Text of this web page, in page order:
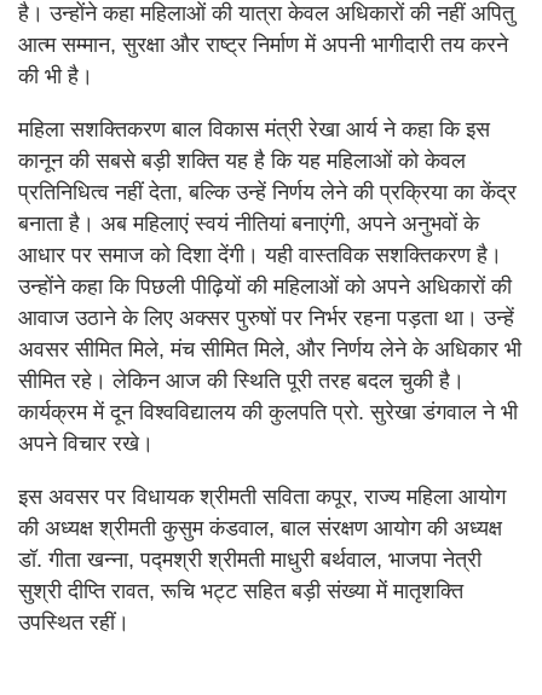
है। उन्होंने कहा महिलाओं की यात्रा केवल अधिकारों की नहीं अपितु
आत्म सम्मान, सुरक्षा और राष्ट्र निर्माण में अपनी भागीदारी तय करने
की भी है।
महिला सशक्तिकरण बाल विकास मंत्री रेखा आर्य ने कहा कि इस
कानून की सबसे बड़ी शक्ति यह है कि यह महिलाओं को केवल
प्रतिनिधित्व नहीं देता, बल्कि उन्हें निर्णय लेने की प्रक्रिया का केंद्र
बनाता है। अब महिलाएं स्वयं नीतियां बनाएंगी, अपने अनुभवों के
आधार पर समाज को दिशा देंगी। यही वास्तविक सशक्तिकरण है।
उन्होंने कहा कि पिछली पीढ़ियों की महिलाओं को अपने अधिकारों की
आवाज उठाने के लिए अक्सर पुरुषों पर निर्भर रहना पड़ता था। उन्हें
अवसर सीमित मिले, मंच सीमित मिले, और निर्णय लेने के अधिकार भी
सीमित रहे। लेकिन आज की स्थिति पूरी तरह बदल चुकी है।
कार्यक्रम में दून विश्वविद्यालय की कुलपति प्रो. सुरेखा डंगवाल ने भी
अपने विचार रखे।
इस अवसर पर विधायक श्रीमती सविता कपूर, राज्य महिला आयोग
की अध्यक्ष श्रीमती कुसुम कंडवाल, बाल संरक्षण आयोग की अध्यक्ष
डॉ. गीता खन्ना, पद्मश्री श्रीमती माधुरी बर्थवाल, भाजपा नेत्री
सुश्री दीप्ति रावत, रूचि भट्ट सहित बड़ी संख्या में मातृशक्ति
उपस्थित रहीं।